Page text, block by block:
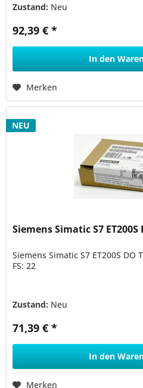
Zustand: Neu
92,39 € *
In den
Merken
NEU
Siemens Simatic S7 ET200S
Siemens Simatic S7 ET200S DO
FS: 22
Zustand: Neu
71,39 € *
In den
Merken